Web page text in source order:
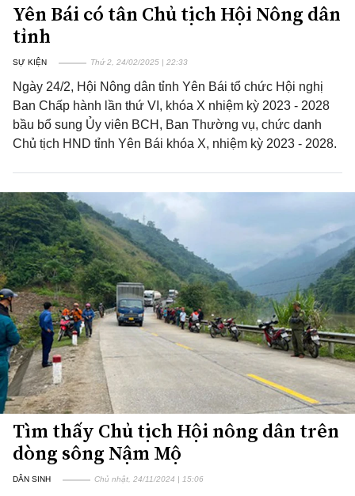
Yên Bái có tân Chủ tịch Hội Nông dân
tỉnh
SỰ KIỆN Thứ 2, 24/02/2025 | 22:33
Ngày 24/2, Hội Nông dân tỉnh Yên Bái tổ chức Hội nghị
Ban Chấp hành lần thứ VI, khóa X nhiệm kỳ 2023 - 2028
bầu bổ sung Ủy viên BCH, Ban Thường vụ, chức danh
Chủ tịch HND tỉnh Yên Bái khóa X, nhiệm kỳ 2023 - 2028.
Tìm thấy Chủ tịch Hội nông dân trên
dòng sông Nậm Mộ
DÂN SINH Chủ nhật, 24/11/2024 | 15:06